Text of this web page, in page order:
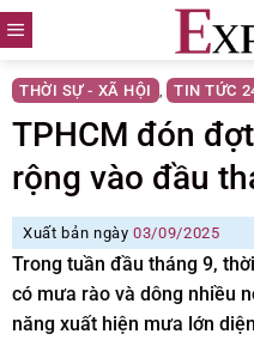
Skip
to
content
THỜI SỰ - XÃ HỘI , TIN TỨC
TPHCM đón
rộng vào đầu
Xuất bản ngày03/09/2025
Trong tuần đầu tháng 9,
có mưa rào và dông nhiều
năng xuất hiện mưa lớn